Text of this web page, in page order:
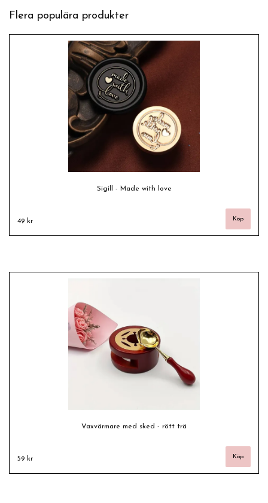
Flera populära produkter
Sigill - Made with love
49 kr
Vaxvärmare med sked - rött trä
59 kr